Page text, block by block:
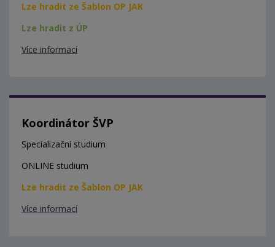
Lze hradit ze Šablon OP JAK
Lze hradit z ÚP
Více informací
Koordinátor ŠVP
Specializační studium
ONLINE studium
Lze hradit ze Šablon OP JAK
Více informací